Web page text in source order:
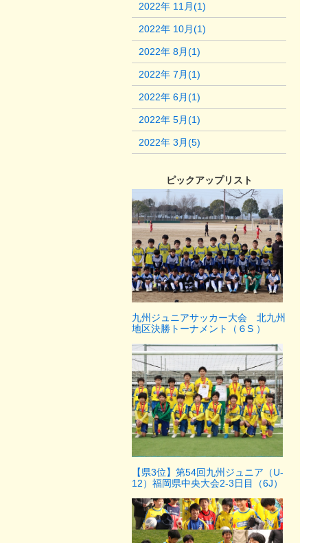
2022年 11月(1)
2022年 10月(1)
2022年 8月(1)
2022年 7月(1)
2022年 6月(1)
2022年 5月(1)
2022年 3月(5)
ピックアップリスト
九州ジュニアサッカー大会 北九州
地区決勝トーナメント（６S ）
【県3位】第54回九州ジュニア（U-
12）福岡県中央大会2-3日目（6J）